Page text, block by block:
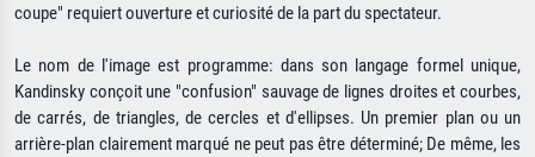
coupe" requiert ouverture et curiosité de la part du spectateur.
Le nom de l'image est programme: dans son langage formel unique,
Kandinsky conçoit une "confusion" sauvage de lignes droites et courbes,
de carrés, de triangles, de cercles et d'ellipses. Un premier plan ou un
arrière-plan clairement marqué ne peut pas être déterminé; De même, les